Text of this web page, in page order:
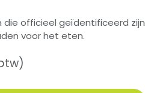
officieel geïdentificeerd zijn
voor het eten.